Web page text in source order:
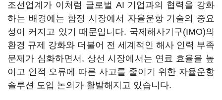
조선업계가 이처럼 글로벌 AI 기업과의 협력을 강화
하는 배경에는 함정 시장에서 자율운항 기술의 중요
성이 커지고 있기 때문입니다. 국제해사기구(IMO)의
환경 규제 강화와 더불어 전 세계적인 해사 인력 부족
문제가 심화하면서, 상선 시장에서는 연료 효율을 높
이고 인적 오류에 따른 사고를 줄이기 위한 자율운항
솔루션 도입 논의가 활발해지고 있습니다.